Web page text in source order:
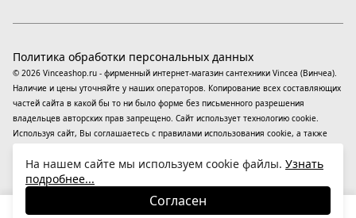
© 2026 Vinceashop.ru - фирменный интернет-магазин сантехники Vincea (Винчеа).
Наличие и цены уточняйте у наших операторов. Копирование всех составляющих
частей сайта в какой бы то ни было форме без письменного разрешения
владельцев авторских прав запрещено. Сайт использует технологию cookie.
Используя сайт, Вы соглашаетесь с правилами использования cookie, а также
применяютсярекомендательные технологии(информационные технологии
предоставления информации на основе сбора, систематизации и анализа
сведений, относящихся к предпочтениям пользователей сети «Интернет»,
находящихся на территории Российской Федерации).
Политика обработки персональных данных
На нашем сайте мы используем cookie файлы. Узнать
подробнее...
Согласен